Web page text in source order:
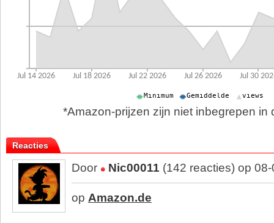
*Amazon-prijzen zijn niet inbegrepen in
Reacties
Door Nic00011 (142 reacties) op
op Amazon.de